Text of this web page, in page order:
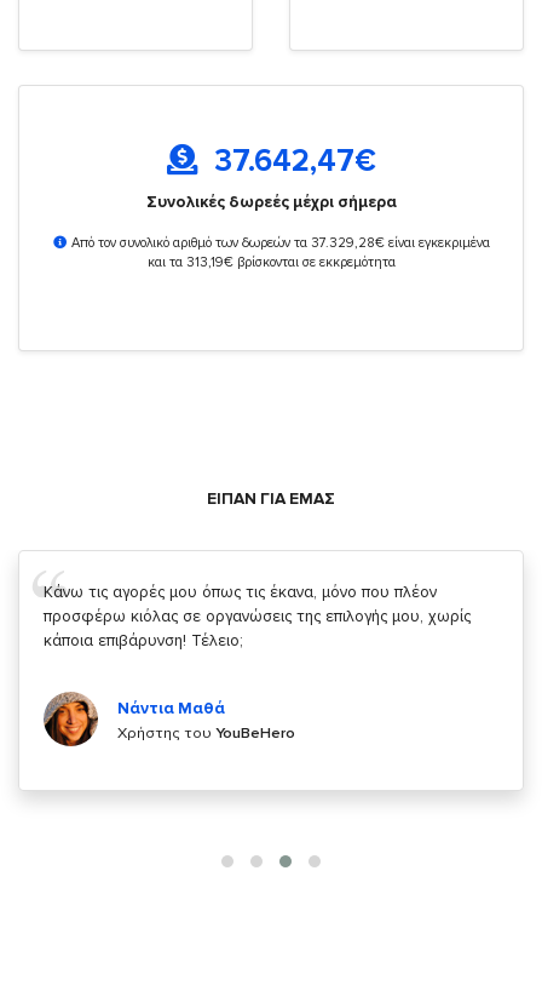
37.642,47€
Συνολικές δωρεές μέχρι σήμερα
Από τον συνολικό αριθμό των δωρεών τα 37.329,28€ είναι εγκεκριμένα
και τα 313,19€ βρίσκονται σε εκκρεμότητα
ΕΙΠΑΝ ΓΙΑ ΕΜΑΣ
Σας ευχαριστώ που μας δίνετε την δυνατότητα να κάνουμε
κάτι!
Χρήστης τουYouBeHero